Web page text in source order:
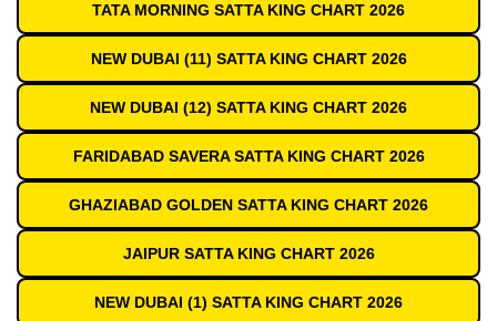
TATA MORNING SATTA KING CHART 2026
NEW DUBAI (11) SATTA KING CHART 2026
NEW DUBAI (12) SATTA KING CHART 2026
FARIDABAD SAVERA SATTA KING CHART 2026
GHAZIABAD GOLDEN SATTA KING CHART 2026
JAIPUR SATTA KING CHART 2026
NEW DUBAI (1) SATTA KING CHART 2026